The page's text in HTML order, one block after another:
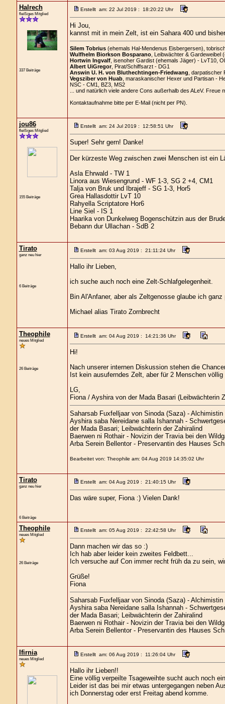
Halrech
fleißiges Mitglied
337 Beiträge
Erstellt am: 22 Jul 2019 : 18:20:22 Uhr
Hi Jou,
kannst mit in mein Zelt, ist ein Sahara 400 und
Silem Tobrius(ehemals Hal-Mendenus Eisbergersen),
Wulfhelm Biorkson Bosparano, Leibwächter & Gardeweibel
Hortwin Ingvalf, isenoher Gardist (ehemals Jäger) - LvT10,
Albert UiGregor, Pirat/Schiffsarzt - DG1
Answin U. H. von Bluthechtingen-Friedwang , darpatischer
Vegsziber von Huab, maraskanischer Hexer und Partisan -
NSC - CM1, BZ3, MS2
... und natürlich viele andere Cons außerhalb des ALeV.
Kontaktaufnahme bitte per E-Mail (nicht per PN).
jou86
fleißiges Mitglied
155 Beiträge
Erstellt am: 24 Jul 2019 : 12:58:51 Uhr
Super! Sehr gern! Danke!
Der kürzeste Weg zwischen zwei Menschen ist ein
Asla Ehrwald - TW 1
Linora aus Wiesengrund - WF 1-3, SG 2 +4, CM1
Talja von Bruk und Ibrajeff - SG 1-3, Hor5
Grea Hallasdottir LvT 10
Rahyella Scriptatore Hor6
Line Siel - IS 1
Haarika von Dunkelweg Bogenschützin aus der
Bebann dur Ullachan - SdB 2
Tirato
ganz neu hier
6 Beiträge
Erstellt am: 03 Aug 2019 : 21:11:24 Uhr
Hallo ihr Lieben,
ich suche auch noch eine Zelt-Schlafgelegenheit.
Bin Al'Anfaner, aber als Zeltgenosse glaube ich
Michael alias Tirato Zornbrecht
Theophile
neues Mitglied
26 Beiträge
Erstellt am: 04 Aug 2019 : 14:21:36 Uhr
Hi!
Nach unserer internen Diskussion stehen die
Ist kein ausuferndes Zelt, aber für 2 Menschen völlig
LG,
Fiona / Ayshira von der Mada Basari (Leibwächterin
Saharsab Fuxfelljaar von Sinoda (Saza) -
Ayshira saba Nereidane salla Ishannah -
der Mada Basari; Leibwächterin der Zahiralind
Baerwen ni Rothair - Novizin der Travia bei den
Arba Serein Bellentor - Preservantin des Hauses
Bearbeitet von: Theophile am: 04 Aug 2019 14:35:02 Uhr
Tirato
ganz neu hier
6 Beiträge
Erstellt am: 04 Aug 2019 : 21:40:15 Uhr
Das wäre super, Fiona :) Vielen Dank!
Theophile
neues Mitglied
26 Beiträge
Erstellt am: 05 Aug 2019 : 22:42:58 Uhr
Dann machen wir das so :)
Ich hab aber leider kein zweites Feldbett...
Ich versuche auf Con immer recht früh da zu sein,
Grüße!
Fiona
Saharsab Fuxfelljaar von Sinoda (Saza) -
Ayshira saba Nereidane salla Ishannah -
der Mada Basari; Leibwächterin der Zahiralind
Baerwen ni Rothair - Novizin der Travia bei den
Arba Serein Bellentor - Preservantin des Hauses
Ifirnia
neues Mitglied
Erstellt am: 06 Aug 2019 : 11:26:04 Uhr
Hallo ihr Lieben!!
Eine völlig verpeilte Tsageweihte sucht auch noch
Leider ist das bei mir etwas untergegangen neben
ich Donnerstag oder erst Freitag abend komme.